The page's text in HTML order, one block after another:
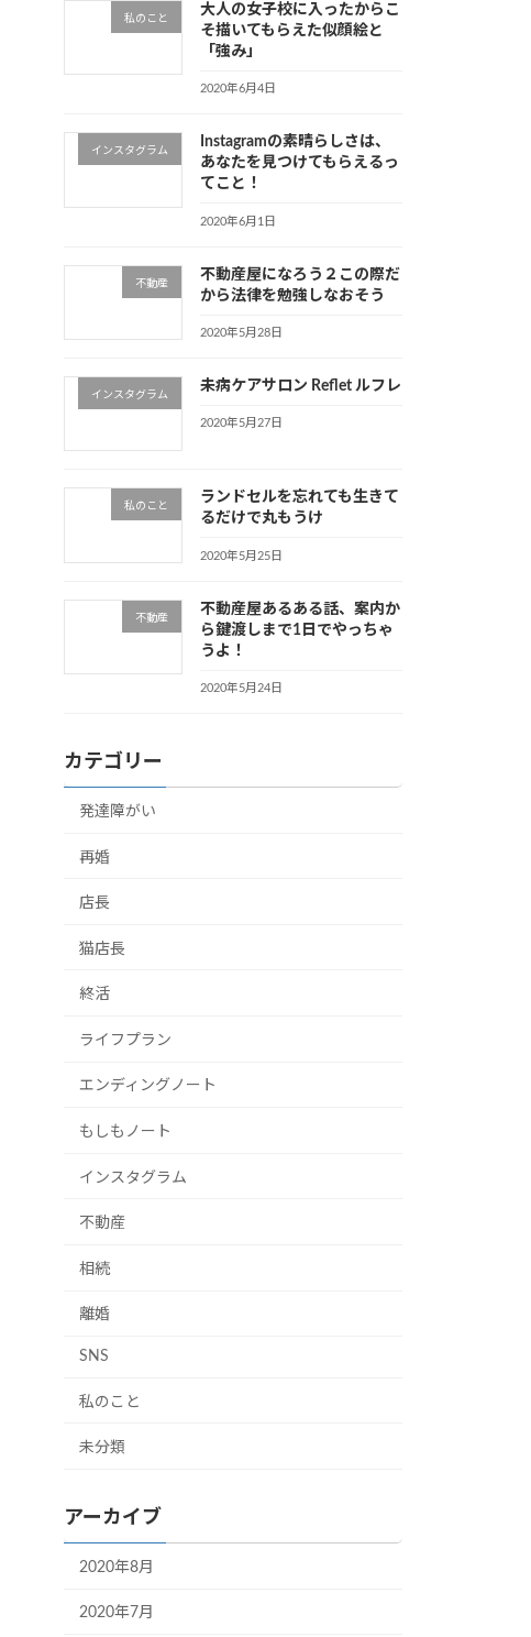
私のこと
大人の女子校に入ったからこ
そ描いてもらえた似顔絵と
「強み」
2020年6月4日
インスタグラム
Instagramの素晴らしさは、
あなたを見つけてもらえるっ
てこと！
2020年6月1日
不動産
不動産屋になろう２この際だ
から法律を勉強しなおそう
2020年5月28日
インスタグラム
未病ケアサロン Reflet ルフレ
2020年5月27日
私のこと
ランドセルを忘れても生きて
るだけで丸もうけ
2020年5月25日
不動産
不動産屋あるある話、案内か
ら鍵渡しまで1日でやっちゃ
うよ！
2020年5月24日
カテゴリー
発達障がい
再婚
店長
猫店長
終活
ライフプラン
エンディングノート
もしもノート
インスタグラム
不動産
相続
離婚
SNS
私のこと
未分類
アーカイブ
2020年8月
2020年7月